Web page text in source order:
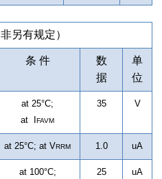
另有规定）
条 件
数
据
单
位
at 25°C;
at IFAVM
35 V
at 25°C; atVRRM 1.0 uA
at 100°C;
25 uA